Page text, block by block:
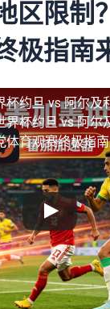
区限制
极指南
杯约旦 vs 阿尔及
界杯约旦 vs 阿尔
体育观赛终极指